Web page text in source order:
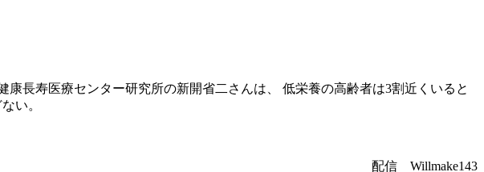
長寿医療センター研究所の新開省二さんは、 低栄養の高齢者は3割近くいると
い。
配信 Willmake143